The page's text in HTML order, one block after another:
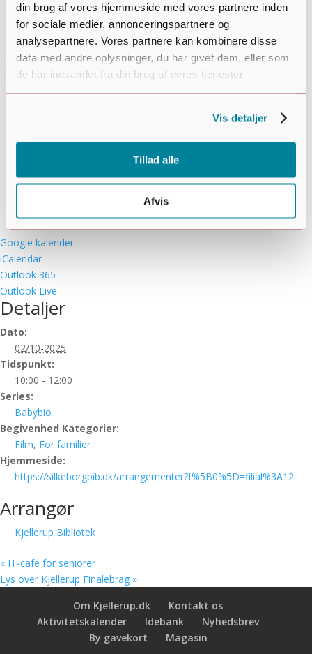
din brug af vores hjemmeside med vores partnere inden
for sociale medier, annonceringspartnere og
analysepartnere. Vores partnere kan kombinere disse
data med andre oplysninger, du har givet dem, eller som
de har indsamlet fra din brug af deres tjenester.
Vis detaljer
Tillad alle
Afvis
Tilføj til kalender
Google kalender
iCalendar
Outlook 365
Outlook Live
Detaljer
Dato:
02/10-2025
Tidspunkt:
10:00 - 12:00
Series:
Babybio
Begivenhed Kategorier:
Film, For familier
Hjemmeside:
https://silkeborgbib.dk/arrangementer?f%5B0%5D=filial%3A12
Arrangør
Kjellerup Bibliotek
« IT-cafe for seniorer
Lys over Kjellerup Finalebrag »
Om Kjellerup.dk
Kontakt os
Aktivitetskalender
Idebank
Nyhedsbrev
By gavekort
Magasin